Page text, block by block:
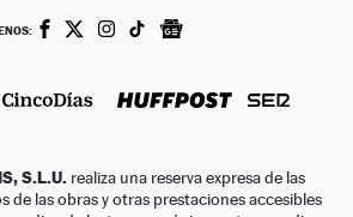
S.L.U. realiza una reserva expresa de las
de las obras y otras prestaciones accesibles